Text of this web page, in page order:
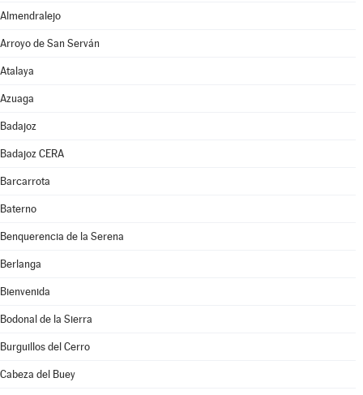
Almendralejo
Arroyo de San Serván
Atalaya
Azuaga
Badajoz
Badajoz CERA
Barcarrota
Baterno
Benquerencia de la Serena
Berlanga
Bienvenida
Bodonal de la Sierra
Burguillos del Cerro
Cabeza del Buey